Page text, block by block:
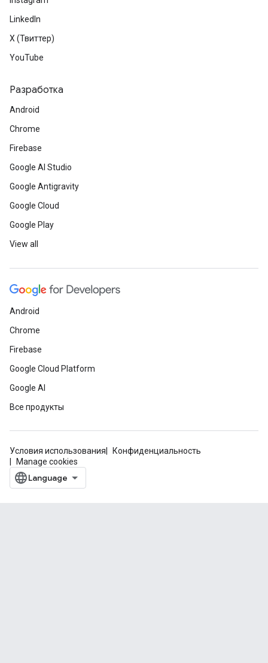
LinkedIn
X (Твиттер)
YouTube
Разработка
Android
Chrome
Firebase
Google AI Studio
Google Antigravity
Google Cloud
Google Play
View all
Android
Chrome
Firebase
Google Cloud Platform
Google AI
Все продукты
Условия использования
Конфиденциальность
Manage cookies